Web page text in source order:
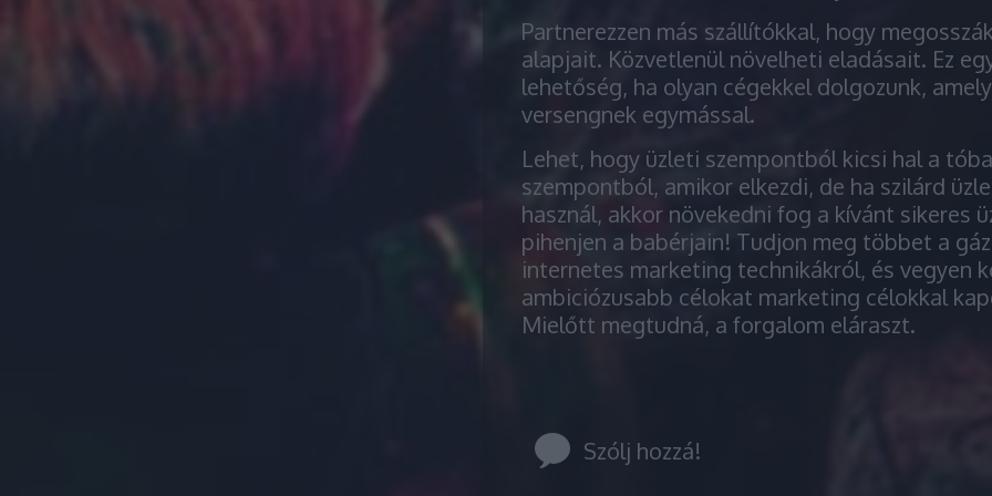
Partnerezzen más szállítókkal, hogy
alapjait. Közvetlenül növelheti eladásait. Ez
lehetőség, ha olyan cégekkel dolgozunk,
versengnek egymással.
Lehet, hogy üzleti szempontból kicsi hal a
szempontból, amikor elkezdi, de ha szilárd
használ, akkor növekedni fog a kívánt sikeres
pihenjen a babérjain! Tudjon meg többet a
internetes marketing technikákról, és vegyen
ambiciózusabb célokat marketing célokkal
Mielőtt megtudná, a forgalom eláraszt.
Szólj hozzá!